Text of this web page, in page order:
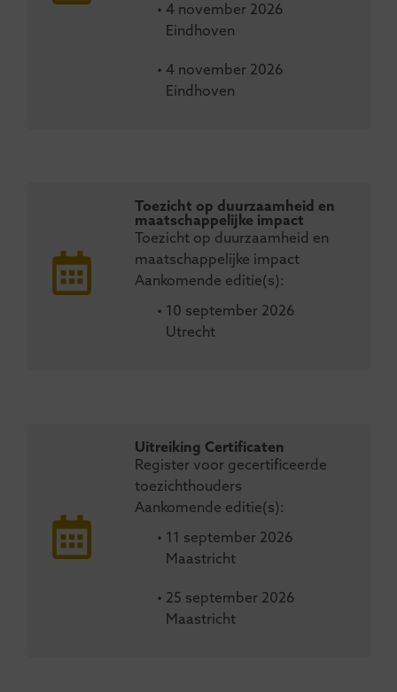
• 4 november 2026
Eindhoven
• 4 november 2026
Eindhoven
Toezicht op duurzaamheid en
maatschappelijke impact
Toezicht op duurzaamheid en
maatschappelijke impact
Aankomende editie(s):
• 10 september 2026
Utrecht
Uitreiking Certificaten
Register voor gecertificeerde
toezichthouders
Aankomende editie(s):
• 11 september 2026
Maastricht
• 25 september 2026
Maastricht